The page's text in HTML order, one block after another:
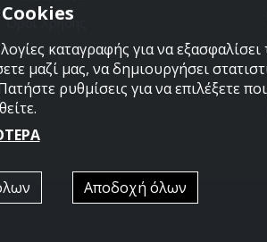
Όροι Χρήσης
Πολιτική Cookies
καταγραφής για να
μαζί μας, να δημιουργήσει
ρυθμίσεις για να επιλέξετε
Αποδοχή όλων